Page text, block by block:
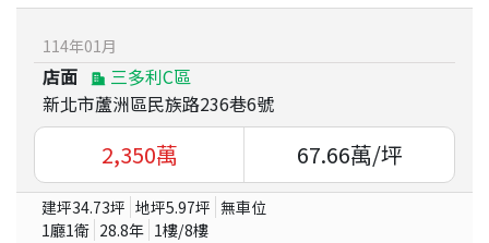
114年01月
店面
三多利C區
新北市蘆洲區民族路236巷6號
2,350萬 67.66萬/坪
建坪34.73坪 地坪5.97坪 無車位
1廳1衛 28.8年 1樓/8樓